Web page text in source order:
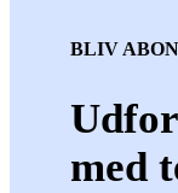
BLIV
med